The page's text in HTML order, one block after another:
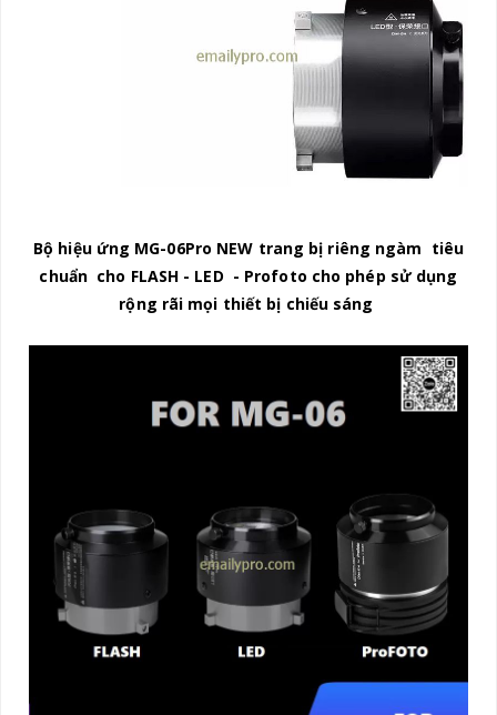
Bộ hiệu ứng MG-06Pro NEW trang bị riêng ngàm tiêu
chuẩn cho FLASH - LED - Profoto cho phép sử dụng
rộng rãi mọi thiết bị chiếu sáng